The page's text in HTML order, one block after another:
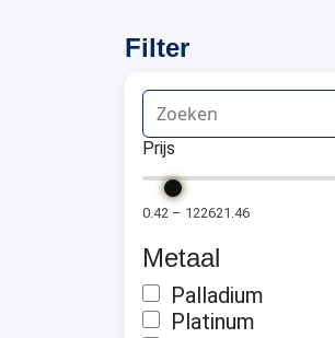
Filter
Prijs
0.42 – 122621.46
Metaal
Palladium
Platinum